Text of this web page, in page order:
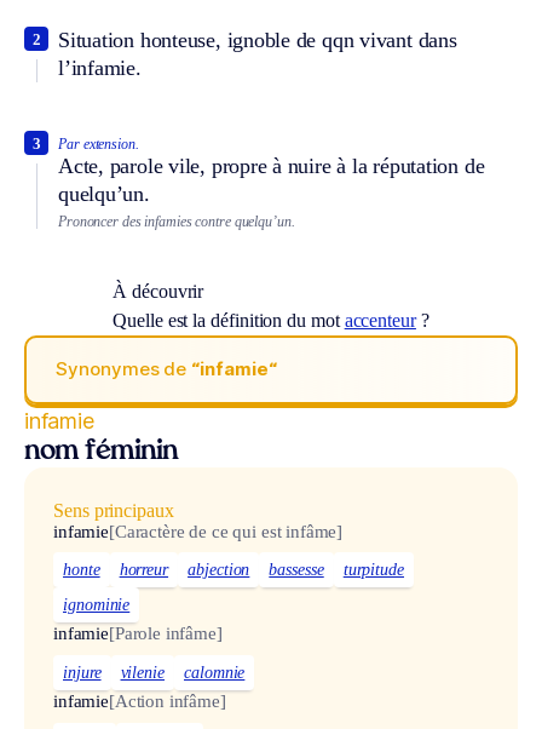
Situation honteuse, ignoble de qqn vivant dans
l’infamie.
2
Par extension.
Acte, parole vile, propre à nuire à la réputation de
quelqu’un.
3
Prononcer des infamies contre quelqu’un.
À découvrir
Quelle est la définition du mot accenteur?
Synonymes de “infamie“
infamie
nom féminin
Sens principaux
infamie[Caractère de ce qui est infâme]
honte horreur abjection bassesse
turpitude
ignominie
infamie[Parole infâme]
injure vilenie calomnie
infamie[Action infâme]